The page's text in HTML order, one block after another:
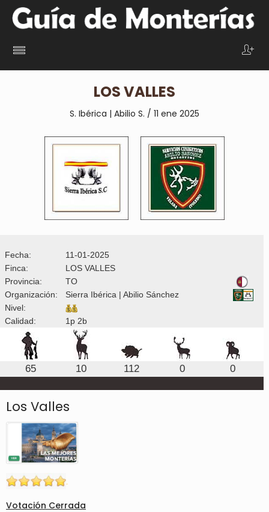
LOS VALLES
S. Ibérica | Abilio S. / 11 ene 2025
Fecha:
11-01-2025
Finca:
LOS VALLES
Provincia:
TO
Organización:
Sierra Ibérica | Abilio Sánchez
Nivel:
Calidad:
1p 2b
65 10 112 0 0
Los Valles
Votación Cerrada